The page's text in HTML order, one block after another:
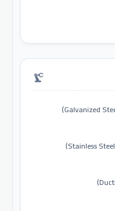
precision_manufacturing